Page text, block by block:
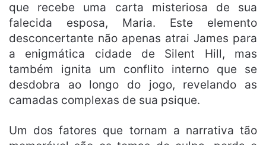
que recebe uma carta misteriosa de sua
falecida esposa, Maria. Este elemento
desconcertante não apenas atrai James para
a enigmática cidade de Silent Hill, mas
também ignita um conflito interno que se
desdobra ao longo do jogo, revelando as
camadas complexas de sua psique.
Um dos fatores que tornam a narrativa tão